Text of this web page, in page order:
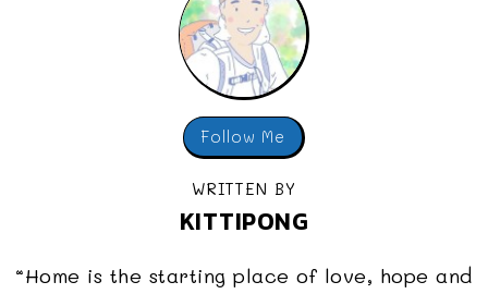
Follow Me
WRITTEN BY
KITTIPONG
“Home is the starting place of love, hope and